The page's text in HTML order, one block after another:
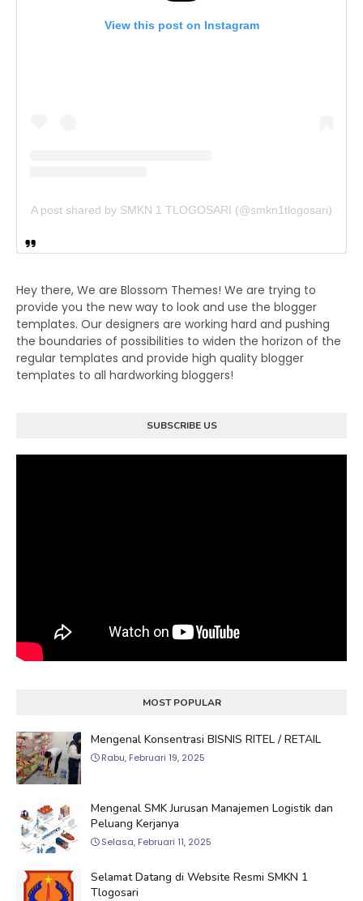
View this post on Instagram
A post shared by SMKN 1 TLOGOSARI (@smkn1tlogosari)
Hey there, We are Blossom Themes! We are trying to
provide you the new way to look and use the blogger
templates. Our designers are working hard and pushing
the boundaries of possibilities to widen the horizon of the
regular templates and provide high quality blogger
templates to all hardworking bloggers!
SUBSCRIBE US
MOST POPULAR
Mengenal Konsentrasi BISNIS RITEL / RETAIL
Rabu, Februari 19, 2025
Mengenal SMK Jurusan Manajemen Logistik dan
Peluang Kerjanya
Selasa, Februari 11, 2025
Selamat Datang di Website Resmi SMKN 1
Tlogosari